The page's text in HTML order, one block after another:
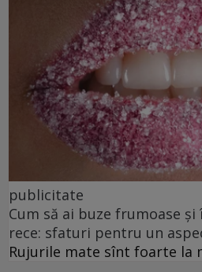
publicitate
Cum să ai buze frumoase
rece: sfaturi pentru un
Rujurile mate sînt foarte la